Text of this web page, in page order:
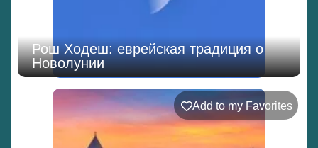
Рош Ходеш: еврейская традиция о
Новолунии
Add to my Favorites